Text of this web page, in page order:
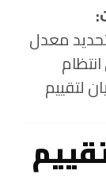
تحديد معدل
لتقييم